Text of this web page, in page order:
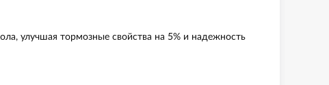
улучшая тормозные свойства на 5% и надежность